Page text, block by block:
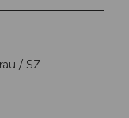
/ SZ